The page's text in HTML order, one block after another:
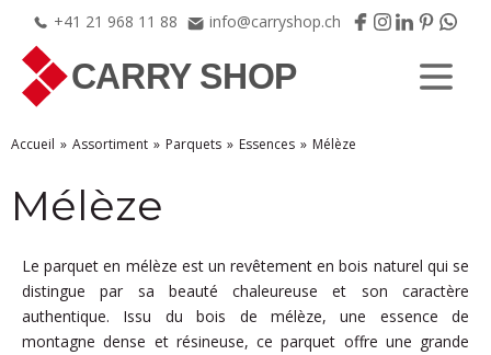
+41 21 968 11 88 info@carryshop.ch
Accueil Assortiment Parquets Essences Mélèze
Mélèze
Le parquet en mélèze est un revêtement en bois naturel qui se
distingue par sa beauté chaleureuse et son caractère
authentique. Issu du bois de mélèze, une essence de
montagne dense et résineuse, ce parquet offre une grande